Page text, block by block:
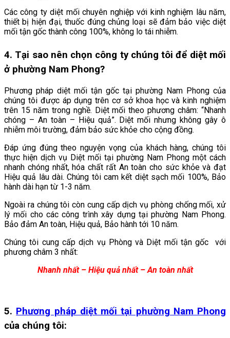
Các công ty diệt mối chuyên nghiệp với kinh nghiệm lâu năm,
thiết bị hiện đại, thuốc đúng chủng loại sẽ đảm bảo việc diệt
mối tận gốc thành công 100%, không lo tái nhiễm.
4. Tại sao nên chọn công ty chúng tôi để diệt mối
ở phường Nam Phong?
Phương pháp diệt mối tận gốc tại phường Nam Phong của
chúng tôi được áp dụng trên cơ sở khoa học và kinh nghiệm
trên 15 năm trong nghề. Diệt mối theo phương châm: “Nhanh
chóng – An toàn – Hiệu quả”. Diệt mối nhưng không gây ô
nhiễm môi trường, đảm bảo sức khỏe cho cộng đồng.
Đáp ứng đúng theo nguyện vọng của khách hàng, chúng tôi
thực hiện dịch vụ Diệt mối tại phường Nam Phong một cách
nhanh chóng nhất, hóa chất rất An toàn cho sức khỏe và đạt
Hiệu quả lâu dài. Chúng tôi cam kết diệt sạch mối 100%, Bảo
hành dài hạn từ 1-3 năm.
Ngoài ra chúng tôi còn cung cấp dịch vụ phòng chống mối, xử
lý mối cho các công trình xây dựng tại phường Nam Phong.
Bảo đảm An toàn, Hiệu quả, Bảo hành tới 10 năm.
Chúng tôi cung cấp dịch vụ Phòng và Diệt mối tận gốc với
phương châm 3 nhất:
Nhanh nhất – Hiệu quả nhất – An toàn nhất
5. Phương pháp diệt mối tại phường Nam Phong
của chúng tôi: